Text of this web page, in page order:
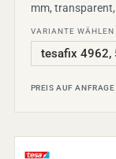
mm,
VARIANTE WÄHLEN
PREIS AUF ANFRAGE